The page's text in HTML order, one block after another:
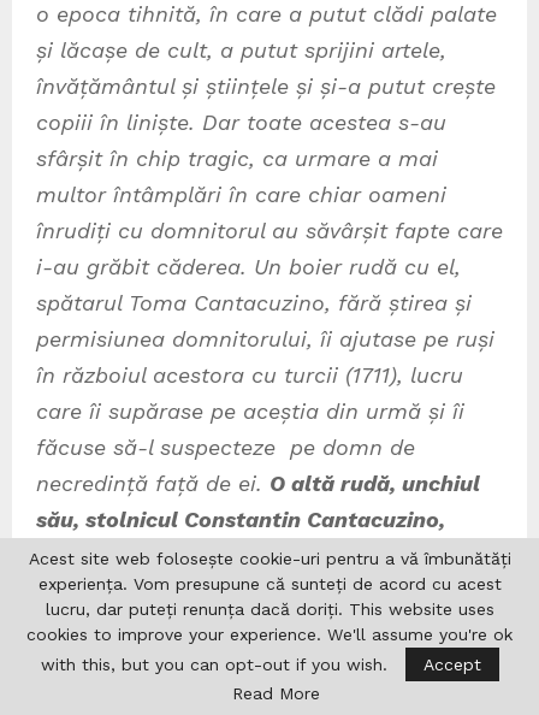
o epoca tihnită, în care a putut clădi palate
și lăcașe de cult, a putut sprijini artele,
învățământul și științele și și-a putut crește
copiii în liniște. Dar toate acestea s-au
sfârșit în chip tragic, ca urmare a mai
multor întâmplări în care chiar oameni
înrudiți cu domnitorul au săvârșit fapte care
i-au grăbit căderea. Un boier rudă cu el,
spătarul Toma Cantacuzino, fără știrea și
permisiunea domnitorului, îi ajutase pe ruși
în războiul acestora cu turcii (1711), lucru
care îi supărase pe aceștia din urmă și îi
făcuse să-l suspecteze pe domn de
necredință față de ei. O altă rudă, unchiul
său, stolnicul Constantin Cantacuzino,
râvnind să-l pună pe tron pe propriul său
fiu Ștefan, a uneltit la Poartă, țesând
intrigi care i-au alcătuit domnului o
reputație proastă în ochii turcilor.
Iar
aceștia, deși îi dăduseră domnuia “pe
Acest site web folosește cookie-uri pentru a vă îmbunătăți
experiența. Vom presupune că sunteți de acord cu acest
lucru, dar puteți renunța dacă doriți. This website uses
cookies to improve your experience. We'll assume you're ok
with this, but you can opt-out if you wish.
Accept
Read More